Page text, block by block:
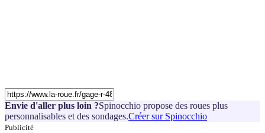
Envie d'aller plus loin ?Spinocchio propose des roues plus
personnalisables et des sondages.Créer sur Spinocchio
Publicité